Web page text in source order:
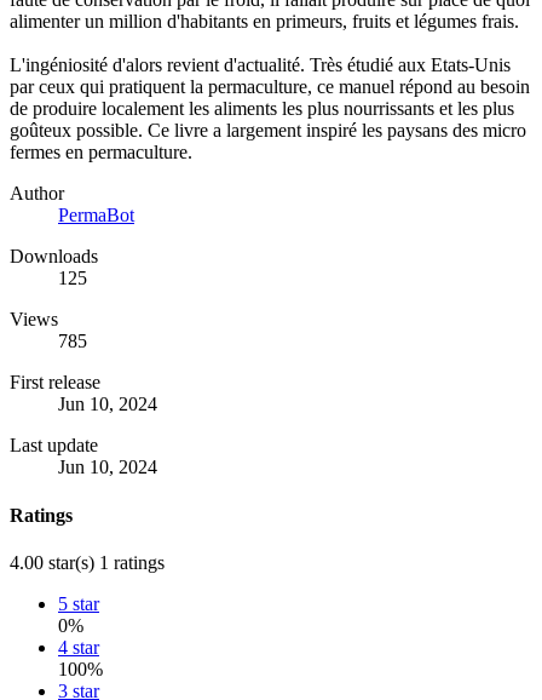
alimenter un million d'habitants en primeurs, fruits et légumes frais.
L'ingéniosité d'alors revient d'actualité. Très étudié aux Etats-Unis
par ceux qui pratiquent la permaculture, ce manuel répond au besoin
de produire localement les aliments les plus nourrissants et les plus
goûteux possible. Ce livre a largement inspiré les paysans des micro
fermes en permaculture.
Author
PermaBot
Downloads
125
Views
785
First release
Jun 10, 2024
Last update
Jun 10, 2024
Ratings
4.00 star(s) 1 ratings
5 star
0%
4 star
100%
3 star